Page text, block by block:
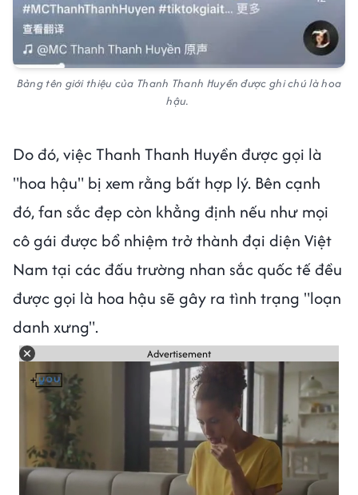
Bảng tên giới thiệu của Thanh Thanh Huyền được ghi chú là hoa
hậu.
Do đó, việc Thanh Thanh Huyền được gọi là
"hoa hậu" bị xem rằng bất hợp lý. Bên cạnh
đó, fan sắc đẹp còn khẳng định nếu như mọi
cô gái được bổ nhiệm trở thành đại diện Việt
Nam tại các đấu trường nhan sắc quốc tế đều
được gọi là hoa hậu sẽ gây ra tình trạng "loạn
danh xưng".
Advertisement